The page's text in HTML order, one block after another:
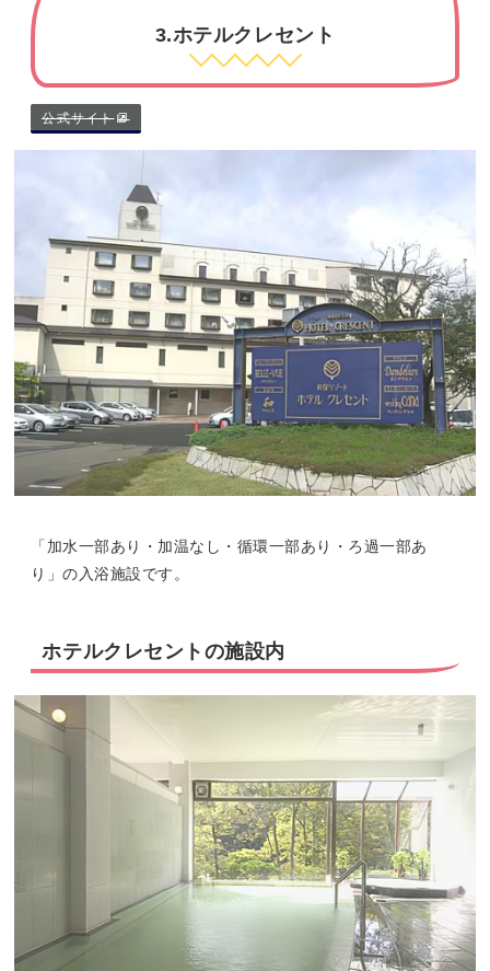
3.ホテルクレセント
公式サイト
「加水一部あり・加温なし・循環一部あり・ろ過一部あ
り」の入浴施設です。
ホテルクレセントの施設内